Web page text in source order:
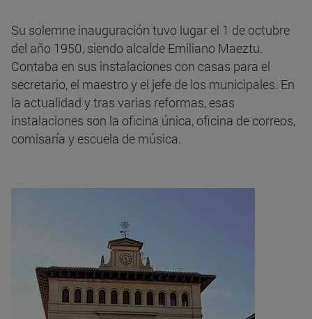
Su solemne inauguración tuvo lugar el 1 de octubre
del año 1950, siendo alcalde Emiliano Maeztu.
Contaba en sus instalaciones con casas para el
secretario, el maestro y el jefe de los municipales. En
la actualidad y tras varias reformas, esas
instalaciones son la oficina única, oficina de correos,
comisaría y escuela de música.